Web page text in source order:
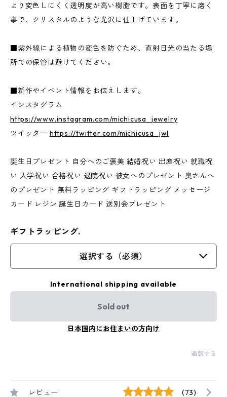
より変色しにくく透明度が高い樹脂です。表面を丁寧に磨く
事で、クリスタルのような光沢に仕上げています。
■紫外線による植物の変色を防ぐため、直射日光の当たる場
所での保管は避けてください。
■新作やイベント情報をお伝えします。
インスタグラム
https://www.instagram.com/michicusa_jewelry
ツイッター https://twitter.com/michicusa_jwl
誕生日プレゼント 自分へのご褒美 結婚祝い 出産祝い 就職祝
い 入学祝い 合格祝い 退院祝い 彼女へのプレゼント 奥さんへ
のプレゼント 無料ラッピング ギフトラッピング メッセージ
カード レジン 誕生日カード 送別会プレゼント
ギフトラッピング.
選択する（必須）
International shipping available
Sold out
日本国内にお住まいの方向け
通報する
レビュー (73)